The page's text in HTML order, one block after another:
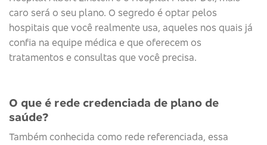
caro será o seu plano. O segredo é optar pelos
hospitais que você realmente usa, aqueles nos quais já
confia na equipe médica e que oferecem os
tratamentos e consultas que você precisa.
O que é rede credenciada de plano de
saúde?
Também conhecida como rede referenciada, essa